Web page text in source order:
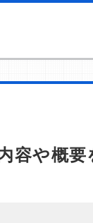
容や概要